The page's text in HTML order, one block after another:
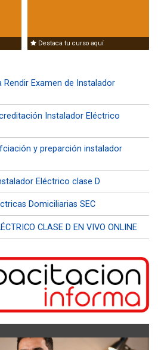
Destaca tu curso aquí
Rendir Examen de Instalador
Instalador Eléctrico
y preparción instalador
Eléctrico clase D
Domiciliarias SEC
CLASE D EN VIVO ONLINE